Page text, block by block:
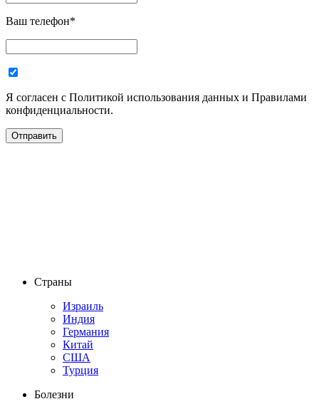
Ваш телефон*
Я согласен с Политикой использования данных и Правилами
конфиденциальности.
Страны
Израиль
Индия
Германия
Китай
США
Турция
Болезни